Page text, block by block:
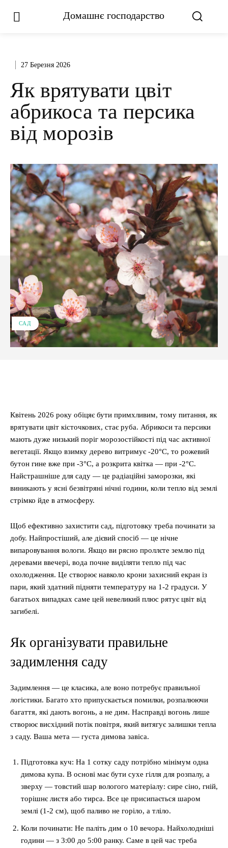
Домашнє господарство
27 Березня 2026
Як врятувати цвіт
абрикоса та персика
від морозів
САД
Квітень 2026 року обіцяє бути примхливим, тому питання, як
врятувати цвіт кісточкових, стає руба. Абрикоси та персики
мають дуже низький поріг морозостійкості під час активної
вегетації. Якщо взимку дерево витримує -20°C, то рожевий
бутон гине вже при -3°C, а розкрита квітка — при -2°C.
Найстрашніше для саду — це радіаційні заморозки, які
виникають у ясні безвітряні нічні години, коли тепло від землі
стрімко йде в атмосферу.
Щоб ефективно захистити сад, підготовку треба починати за
добу. Найпростіший, але дієвий спосіб — це нічне
випаровування вологи. Якщо ви рясно проллєте землю під
деревами ввечері, вода почне виділяти тепло під час
охолодження. Це створює навколо крони захисний екран із
пари, який здатний підняти температуру на 1-2 градуси. У
багатьох випадках саме цей невеликий плюс рятує цвіт від
загибелі.
Як організувати правильне
задимлення саду
Задимлення — це класика, але воно потребує правильної
логістики. Багато хто припускається помилки, розпалюючи
багаття, які дають вогонь, а не дим. Насправді вогонь лише
створює висхідний потік повітря, який витягує залишки тепла
з саду. Ваша мета — густа димова завіса.
Підготовка куч: На 1 сотку саду потрібно мінімум одна
димова купа. В основі має бути сухе гілля для розпалу, а
зверху — товстий шар вологого матеріалу: сире сіно, гній,
торішнє листя або тирса. Все це присипається шаром
землі (1-2 см), щоб паливо не горіло, а тліло.
Коли починати: Не паліть дим о 10 вечора. Найхолодніші
години — з 3:00 до 5:00 ранку. Саме в цей час треба